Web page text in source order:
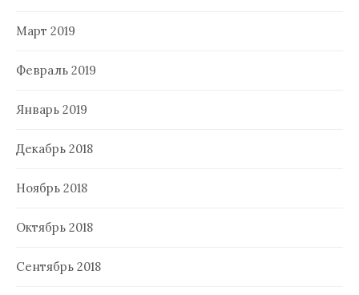
Март 2019
Февраль 2019
Январь 2019
Декабрь 2018
Ноябрь 2018
Октябрь 2018
Сентябрь 2018